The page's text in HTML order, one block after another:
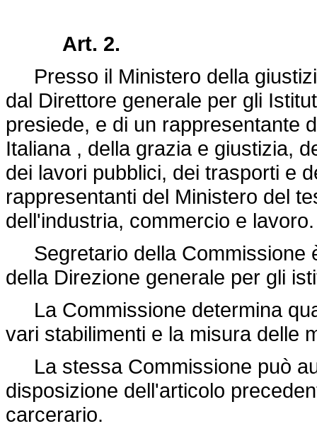
Art. 2.
Presso il Ministero della
dal Direttore generale per gli
presiede, e di un rappresentante
Italiana , della grazia e giustizia,
dei lavori pubblici, dei trasporti e
rappresentanti del Ministero del
dell'industria, commercio e lavoro.
Segretario della Commissione
della Direzione generale per gli
La Commissione determina
vari stabilimenti e la misura delle
La stessa Commissione può
disposizione dell'articolo
carcerario.